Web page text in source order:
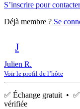
S’inscrire pour contacter
Déjà membre ? Se
J
Julien R.
Voir le profil de l’hôte
✅ Échange gratuit •
vérifiée